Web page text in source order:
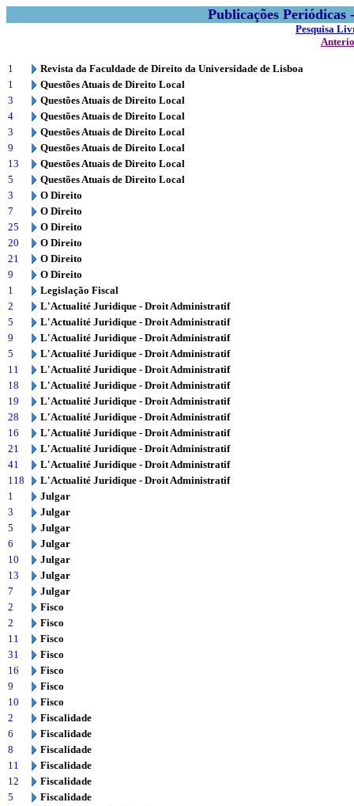
Publicações
Pesquisa
1
Revista da Faculdade de Direito da Universidade de Lisboa
1
Questões Atuais de Direito Local
3
Questões Atuais de Direito Local
4
Questões Atuais de Direito Local
3
Questões Atuais de Direito Local
9
Questões Atuais de Direito Local
13
Questões Atuais de Direito Local
5
Questões Atuais de Direito Local
3
O Direito
7
O Direito
25
O Direito
20
O Direito
21
O Direito
9
O Direito
1
Legislação Fiscal
2
L'Actualité Juridique - Droit Administratif
5
L'Actualité Juridique - Droit Administratif
9
L'Actualité Juridique - Droit Administratif
5
L'Actualité Juridique - Droit Administratif
11
L'Actualité Juridique - Droit Administratif
18
L'Actualité Juridique - Droit Administratif
19
L'Actualité Juridique - Droit Administratif
28
L'Actualité Juridique - Droit Administratif
16
L'Actualité Juridique - Droit Administratif
21
L'Actualité Juridique - Droit Administratif
41
L'Actualité Juridique - Droit Administratif
118
L'Actualité Juridique - Droit Administratif
1
Julgar
3
Julgar
5
Julgar
6
Julgar
10
Julgar
13
Julgar
7
Julgar
2
Fisco
2
Fisco
11
Fisco
31
Fisco
16
Fisco
9
Fisco
10
Fisco
2
Fiscalidade
6
Fiscalidade
8
Fiscalidade
11
Fiscalidade
12
Fiscalidade
5
Fiscalidade